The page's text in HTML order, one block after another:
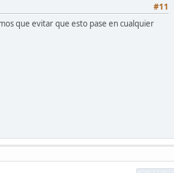
#11
que evitar que esto pase en cualquier